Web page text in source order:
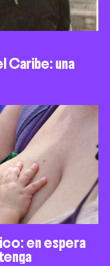
Caribe: una
en espera